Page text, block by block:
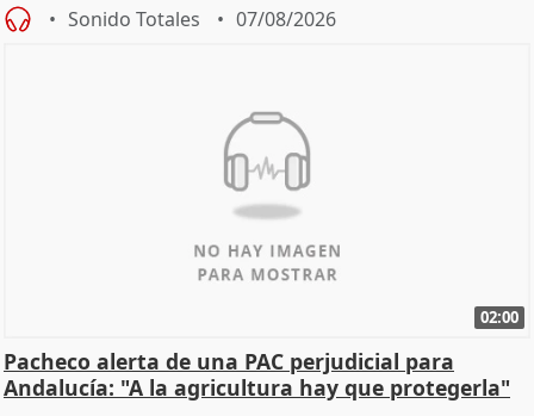
Sonido Totales 07/08/2026
02:00
Pacheco alerta de una PAC perjudicial para
Andalucía: "A la agricultura hay que protegerla"